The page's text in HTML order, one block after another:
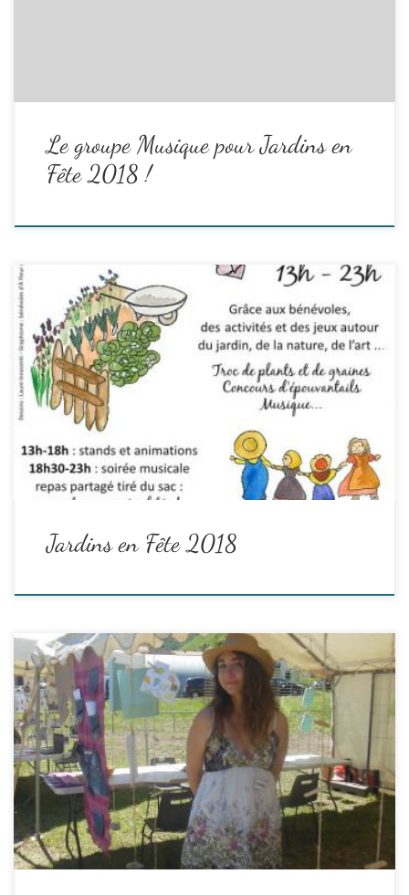
Le groupe Musique pour Jardins en
Fête 2018 !
Venez à Jardins en Fête
le samedi 12 mai 2018 de 13h à 23 h
au Jardin Solidaire des Cerises,
Quartier du Pigeonnier à Digne-les-Bains.
Les bénévoles d’A Fleur de Pierre, mais aussi d’associations
partenaires,se sont mobilisé.es pour que cette fête ait lieu.
Merci à toutes et à tous !!…
Read the rest
Jardins en Fête 2018
Lors de Jardins en Fête 2017, un atelier écriture animé par des
bénévoles a eu lieu avec des échanges de lettres et
d'enveloppes.
Sonia, bénévole au stand écriture
Mais, pas à n'importe qui et n'importe comment ! :
Read the rest